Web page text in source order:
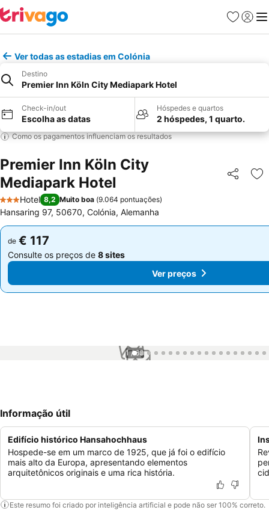
Favoritos
Iniciar
Ver todas as estadias em Colónia
Destino
Premier Inn Köln City Mediapark Hotel
Check-in/out
Escolha as datas
Hóspedes e quartos
2 hóspedes, 1 quarto.
Como os pagamentos influenciam os resultados
Premier Inn Köln City
Mediapark Hotel
Partilhar
3 Estrelas
Hotel 8,2 Muito boa (9.064 pontuações)
Hansaring 97, 50670, Colónia, Alemanha
de € 117
Consulte os preços de 8 sites
de € 117
Consulte os preços de 8 sites
Ver preços
1 / 63
Informação útil
Edifício histórico Hansahochhaus
Hospede-se em um marco de 1925, que já foi o edifício
mais alto da Europa, apresentando elementos
arquitetônicos originais e uma rica história.
Este resumo foi criado por inteligência artificial e pode não ser 100% correto.